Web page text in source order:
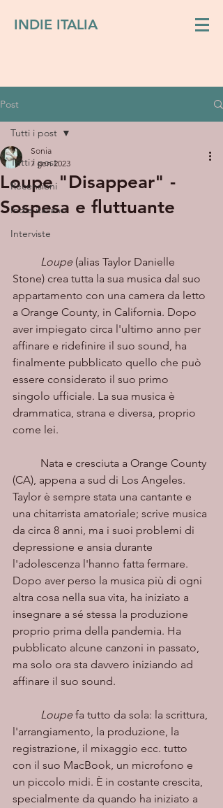
INDIE ITALIA
Post
Tutti i post
Recensioni
Indie italiano
Interviste
Tutti i post
Loupe "Disappear" -
Sospesa e fluttuante
Sonia
7 gen 2023
Loupe (alias Taylor Danielle
Stone) crea tutta la sua musica dal suo
appartamento con una camera da letto
a Orange County, in California. Dopo
aver impiegato circa l'ultimo anno per
affinare e ridefinire il suo sound, ha
finalmente pubblicato quello che può
essere considerato il suo primo
singolo ufficiale. La sua musica è
drammatica, strana e diversa, proprio
come lei.
(CA), appena a sud di Los Angeles.
Taylor è sempre stata una cantante e
una chitarrista amatoriale; scrive musica
da circa 8 anni, ma i suoi problemi di
depressione e ansia durante
l'adolescenza l'hanno fatta fermare.
Dopo aver perso la musica più di ogni
altra cosa nella sua vita, ha iniziato a
insegnare a sé stessa la produzione
proprio prima della pandemia. Ha
pubblicato alcune canzoni in passato,
ma solo ora sta davvero iniziando ad
affinare il suo sound.
Loupe fa tutto da sola: la scrittura,
l'arrangiamento, la produzione, la
registrazione, il mixaggio ecc. tutto
con il suo MacBook, un microfono e
un piccolo midi. È in costante crescita,
specialmente da quando ha iniziato a